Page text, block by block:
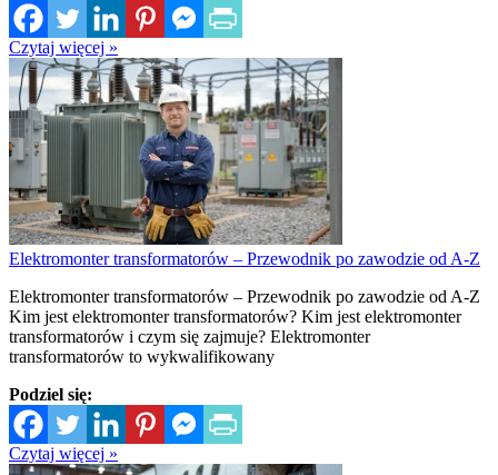
Czytaj więcej »
Elektromonter transformatorów – Przewodnik po zawodzie od A-Z
Elektromonter transformatorów – Przewodnik po zawodzie od A-Z
Kim jest elektromonter transformatorów? Kim jest elektromonter
transformatorów i czym się zajmuje? Elektromonter
transformatorów to wykwalifikowany
Podziel się:
Czytaj więcej »